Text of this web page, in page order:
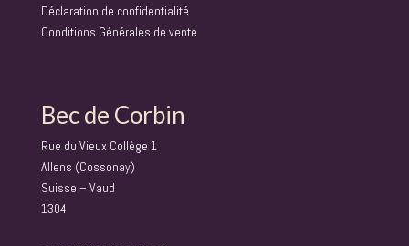
Déclaration de confidentialité
Conditions Générales de vente
Bec de Corbin
Rue du Vieux Collège 1
Allens (Cossonay)
Suisse – Vaud
1304